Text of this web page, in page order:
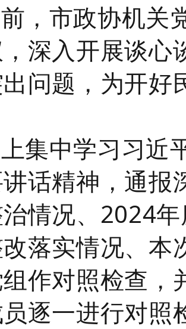
，市政协机关
深入开展谈心
问题，为开好
集中学习习近
话精神，通报
情况、 2024
落实情况、本
作对照检查，
逐一进行对照